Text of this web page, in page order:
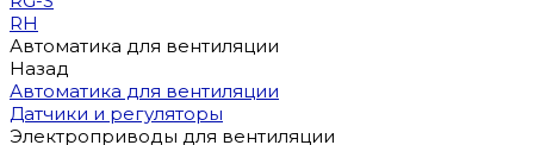
RH
Автоматика для вентиляции
Назад
Автоматика для вентиляции
Датчики и регуляторы
Электроприводы для вентиляции